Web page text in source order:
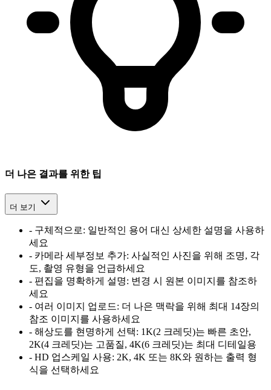
더 나은 결과를 위한 팁
더 보기
- 구체적으로: 일반적인 용어 대신 상세한 설명을 사용하
세요
- 카메라 세부정보 추가: 사실적인 사진을 위해 조명, 각
도, 촬영 유형을 언급하세요
- 편집을 명확하게 설명: 변경 시 원본 이미지를 참조하
세요
- 여러 이미지 업로드: 더 나은 맥락을 위해 최대 14장의
참조 이미지를 사용하세요
- 해상도를 현명하게 선택: 1K(2 크레딧)는 빠른 초안,
2K(4 크레딧)는 고품질, 4K(6 크레딧)는 최대 디테일용
- HD 업스케일 사용: 2K, 4K 또는 8K와 원하는 출력 형
식을 선택하세요